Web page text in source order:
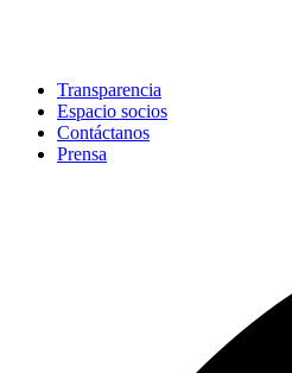
Transparencia
Espacio socios
Contáctanos
Prensa